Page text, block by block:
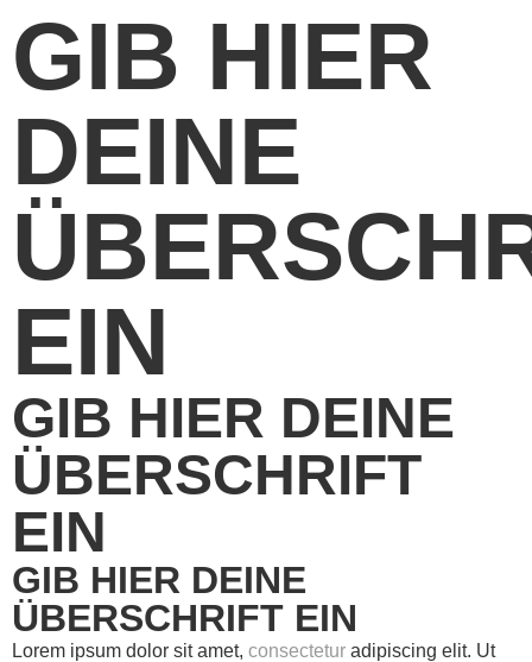
GIB HIER
DEINE
EIN
GIB HIER DEINE
ÜBERSCHRIFT
EIN
GIB HIER DEINE
ÜBERSCHRIFT EIN
Lorem ipsum dolor sit amet, consectetur adipiscing elit. Ut